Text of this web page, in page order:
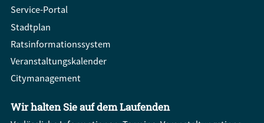
Service-Portal
Stadtplan
Ratsinformationssystem
Veranstaltungskalender
Citymanagement
Wir halten Sie auf dem Laufenden